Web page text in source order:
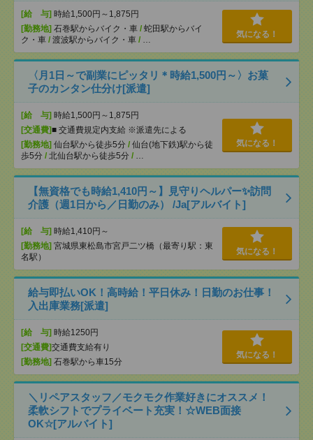
[給 与] 時給1,500円～1,875円
[勤務地] 石巻駅からバイク・車 / 蛇田駅からバイ
ク・車 / 渡波駅からバイク・車 / …
気になる！
〈月1日～で副業にピッタリ＊時給1,500円～〉お菓
子のカンタン仕分け[派遣]
[給 与] 時給1,500円～1,875円
[交通費]■ 交通費規定内支給 ※派遣先による
[勤務地] 仙台駅から徒歩5分 / 仙台(地下鉄)駅から徒
歩5分 / 北仙台駅から徒歩5分 / …
気になる！
【無資格でも時給1,410円～】見守りヘルパー✨訪問
介護（週1日から／日勤のみ） /Ja[アルバイト]
[給 与] 時給1,410円～
[勤務地] 宮城県東松島市宮戸二ツ橋（最寄り駅：東
名駅）
気になる！
給与即払いOK！高時給！平日休み！日勤のお仕事！
入出庫業務[派遣]
[給 与] 時給1250円
[交通費]交通費支給有り
[勤務地] 石巻駅から車15分
気になる！
＼リペアスタッフ／モクモク作業好きにオススメ！
柔軟シフトでプライベート充実！☆WEB面接
OK☆[アルバイト]